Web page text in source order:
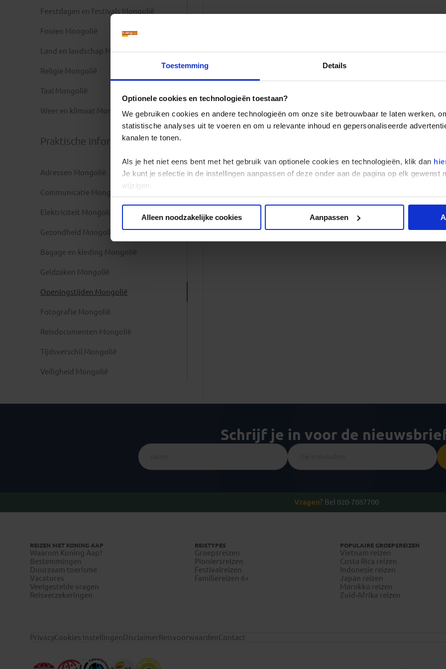
Toestemming Details
Optionele cookies en technologieën toestaan?
We gebruiken cookies en andere technologieën om onze site betrouwbaar te laten werken,
statistische analyses uit te voeren en om u relevante inhoud en gepersonaliseerde
kanalen te tonen.
Als je het niet eens bent met het gebruik van optionele cookies en technologieën, klik dan
Je kunt je selectie in de instellingen aanpassen of deze onder aan de pagina op elk gewenst
wijzigen.
Alleen noodzakelijke cookies
Aanpassen
Feestdagen en festivals Mongolië
Fooien Mongolië
Land en landschap Mongolië
Religie Mongolië
Taal Mongolië
Weer en klimaat Mongolië
Praktische informatie
Adressen Mongolië
Communicatie Mongolië
Elektriciteit Mongolië
Gezondheid Mongolië
Bagage en kleding Mongolië
Geldzaken Mongolië
Openingstijden Mongolië
Fotografie Mongolië
Reisdocumenten Mongolië
Tijdsverschil Mongolië
Veiligheid Mongolië
Schrijf je in voor de
Vragen? Bel 020-7887700
REIZEN MET KONING AAP
Waarom Koning Aap?
Bestemmingen
Duurzaam toerisme
Vacatures
Veelgestelde vragen
Reisverzekeringen
REISTYPES
Groepsreizen
Pioniersreizen
Festivalreizen
Familiereizen 6+
POPULAIRE GROEPSREIZEN
Vietnam reizen
Costa Rica reizen
Indonesie reizen
Japan reizen
Marokko reizen
Zuid-Afrika reizen
PrivacyCookies instellingen DisclaimerReisvoorwaardenContact